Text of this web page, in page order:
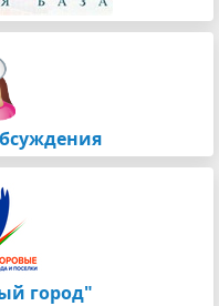
город"